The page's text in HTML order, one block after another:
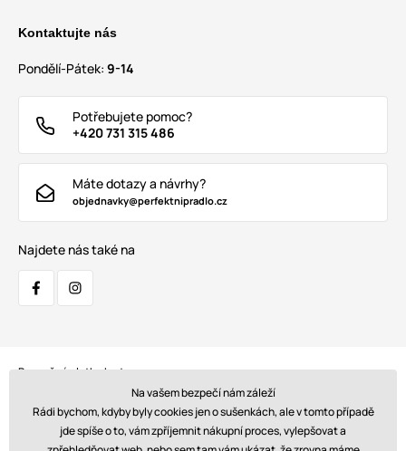
Kontaktujte nás
Pondělí-Pátek: 9-14
Potřebujete pomoc?
+420 731 315 486
Máte dotazy a návrhy?
objednavky@perfektnipradlo.cz
Najdete nás také na
Bezpečná platba kartou:
Na vašem bezpečí nám záleží
Rádi bychom, kdyby byly cookies jen o sušenkách, ale v tomto případě
jde spíše o to, vám zpříjemnit nákupní proces, vylepšovat a